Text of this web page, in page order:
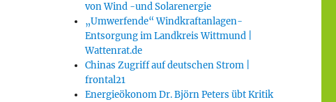
von Wind -und Solarenergie
„Umwerfende“ Windkraftanlagen-
Entsorgung im Landkreis Wittmund |
Wattenrat.de
Chinas Zugriff auf deutschen Strom |
frontal21
Energieökonom Dr. Björn Peters übt Kritik